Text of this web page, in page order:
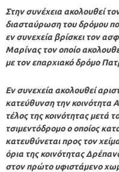
Στην συνέχεια ακολουθεί
διασταύρωση του δρόμου
εν συνεχεία βρίσκει τον
Μαρίνας τον οποίο
με τον επαρχιακό δρόμο
Εν συνεχεία ακολουθεί
κατεύθυνση την κοινότητα
τέλος της κοινότητας μετά
τσιμεντόδρομο ο οποίος
κατευθύνεται προς τον
όρια της κοινότητας
στον πρώτο υφιστάμενο